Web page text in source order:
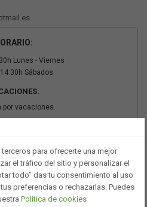
Lunes - Viernes
Sábados
por vacaciones.
para ofrecerte una mejor
el tráfico del sitio y personalizar el
todo” das tu consentimiento al uso
preferencias o rechazarlas. Puedes
Política de cookies